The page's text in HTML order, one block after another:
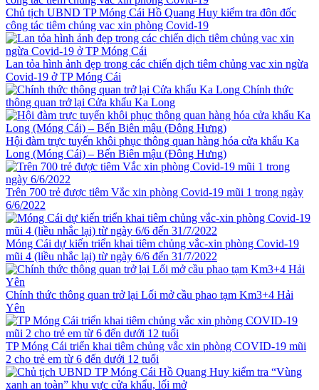
Chủ tịch UBND TP Móng Cái Hồ Quang Huy kiểm tra đôn đốc
công tác tiêm chủng vac xin phòng Covid-19
Lan tỏa hình ảnh đẹp trong các chiến dịch tiêm chủng vac xin ngừa
Covid-19 ở TP Móng Cái
Chính thức
thông quan trở lại Cửa khẩu Ka Long
Hội đàm trực tuyến khôi phục thông quan hàng hóa cửa khẩu Ka
Long (Móng Cái) – Bến Biên mậu (Đông Hưng)
Trên 700 trẻ được tiêm Vắc xin phòng Covid-19 mũi 1 trong ngày
6/6/2022
Móng Cái dự kiến triển khai tiêm chủng vắc-xin phòng Covid-19
mũi 4 (liều nhắc lại) từ ngày 6/6 đến 31/7/2022
Chính thức thông quan trở lại Lối mở cầu phao tạm Km3+4 Hải
Yên
TP Móng Cái triển khai tiêm chủng vắc xin phòng COVID-19 mũi
2 cho trẻ em từ 6 đến dưới 12 tuổi